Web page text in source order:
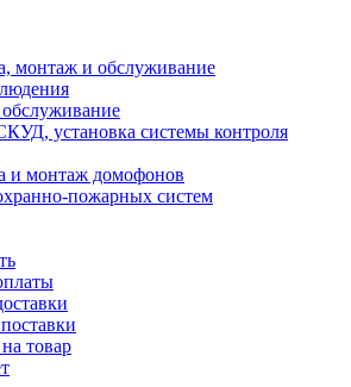
монтаж и обслуживание
установка системы контроля
и монтаж домофонов
пожарных систем
товар